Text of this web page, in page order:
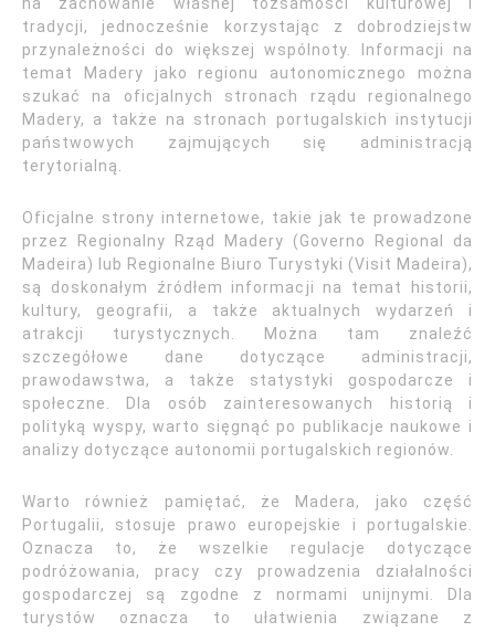
tradycji, jednocześnie korzystając z dobrodziejstw
przynależności do większej wspólnoty. Informacji na
temat Madery jako regionu autonomicznego można
szukać na oficjalnych stronach rządu regionalnego
Madery, a także na stronach portugalskich instytucji
państwowych zajmujących się administracją
terytorialną.
Oficjalne strony internetowe, takie jak te prowadzone
przez Regionalny Rząd Madery (Governo Regional da
Madeira) lub Regionalne Biuro Turystyki (Visit Madeira),
są doskonałym źródłem informacji na temat historii,
kultury, geografii, a także aktualnych wydarzeń i
atrakcji turystycznych. Można tam znaleźć
szczegółowe dane dotyczące administracji,
prawodawstwa, a także statystyki gospodarcze i
społeczne. Dla osób zainteresowanych historią i
polityką wyspy, warto sięgnąć po publikacje naukowe i
analizy dotyczące autonomii portugalskich regionów.
Warto również pamiętać, że Madera, jako część
Portugalii, stosuje prawo europejskie i portugalskie.
Oznacza to, że wszelkie regulacje dotyczące
podróżowania, pracy czy prowadzenia działalności
gospodarczej są zgodne z normami unijnymi. Dla
turystów oznacza to ułatwienia związane z